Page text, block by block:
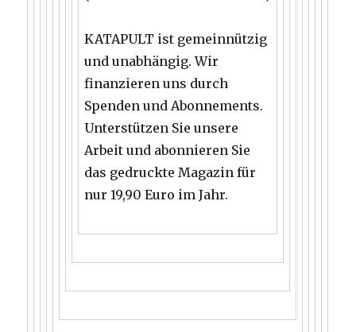
KATAPULT ist gemeinnützig
und unabhängig. Wir
finanzieren uns durch
Spenden und Abonnements.
Unterstützen Sie unsere
Arbeit und abonnieren Sie
das gedruckte Magazin für
nur 19,90 Euro im Jahr.